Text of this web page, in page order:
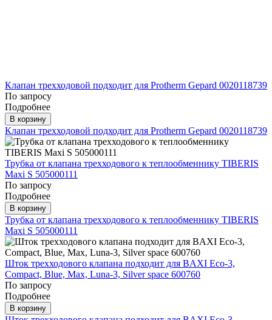
Клапан трехходовой подходит для Protherm Gepard 0020118739
По запросу
Подробнее
В корзину
Клапан трехходовой подходит для Protherm Gepard 0020118739
Трубка от клапана трехходового к теплообменнику TIBERIS
Maxi S 505000111
По запросу
Подробнее
В корзину
Трубка от клапана трехходового к теплообменнику TIBERIS
Maxi S 505000111
Шток трехходового клапана подходит для BAXI Eco-3,
Compact, Blue, Max, Luna-3, Silver space 600760
По запросу
Подробнее
В корзину